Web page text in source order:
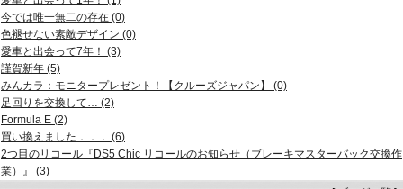
今では唯一無二の存在 (0)
色褪せない素敵デザイン (0)
愛車と出会って7年！ (3)
謹賀新年 (5)
みんカラ：モニタープレゼント！【クルーズジャパン】 (0)
足回りを交換して… (2)
Formula E (2)
買い換えました．．． (6)
2つ目のリコール『DS5 Chic リコールのお知らせ（ブレーキマスターバック交換作
業）』 (3)